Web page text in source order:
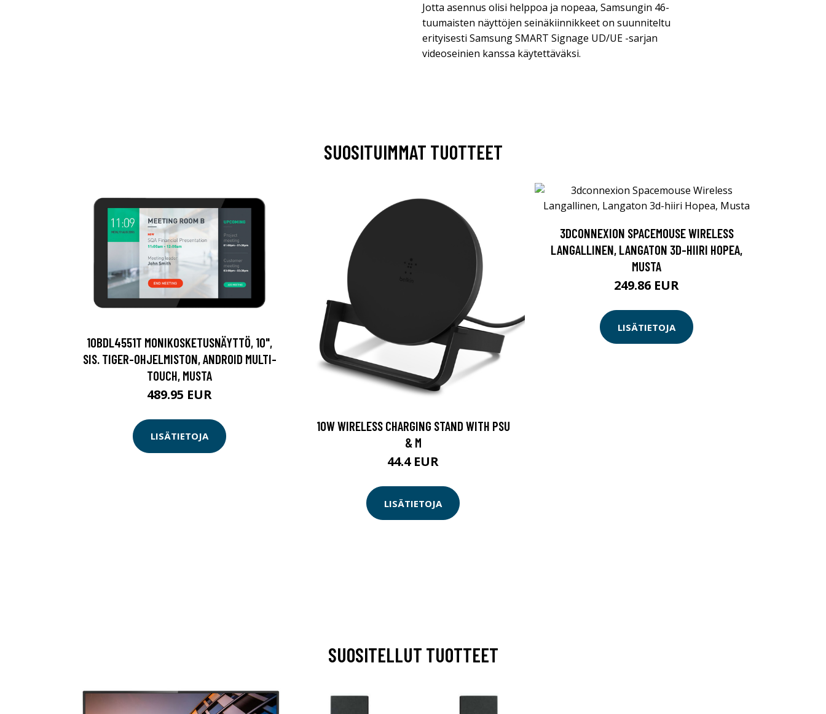
Jotta asennus olisi helppoa ja nopeaa, Samsungin 46-
tuumaisten näyttöjen seinäkiinnikkeet on suunniteltu
erityisesti Samsung SMART Signage UD/UE -sarjan
videoseinien kanssa käytettäväksi.
SUOSITUIMMAT TUOTTEET
10BDL4551T MONIKOSKETUSNÄYTTÖ, 10",
SIS. TIGER-OHJELMISTON, ANDROID MULTI-
TOUCH, MUSTA
489.95 EUR
LISÄTIETOJA
10W WIRELESS CHARGING STAND WITH PSU
& M
44.4 EUR
LISÄTIETOJA
3DCONNEXION SPACEMOUSE WIRELESS
LANGALLINEN, LANGATON 3D-HIIRI HOPEA,
MUSTA
249.86 EUR
LISÄTIETOJA
SUOSITELLUT TUOTTEET